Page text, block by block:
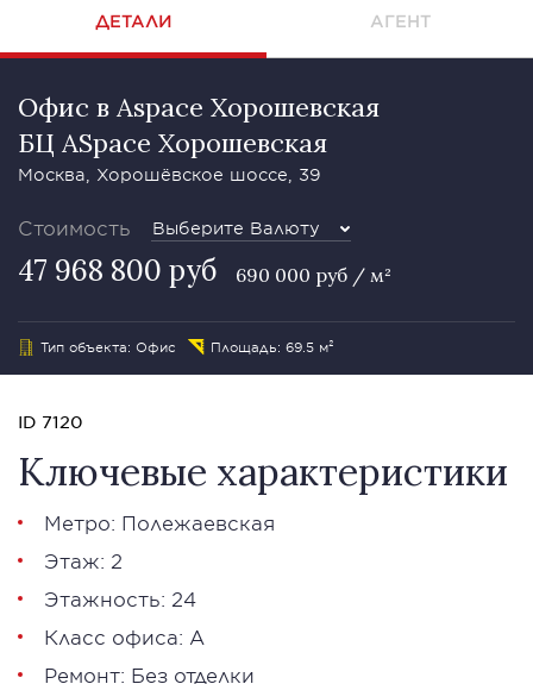
ДЕТАЛИ АГЕНТ
Офис в Aspace Хорошевская
БЦ ASpace Хорошевская
Москва, Хорошёвское шоссе, 39
Стоимость Выберите Валюту
47 968 800 руб 690 000 руб / м²
Тип объекта: Офис Площадь: 69.5 м²
ID 7120
Ключевые характеристики
Метро: Полежаевская
Этаж: 2
Этажность: 24
Класс офиса: А
Ремонт: Без отделки